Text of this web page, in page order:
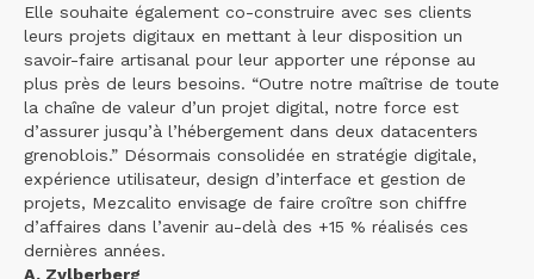
Elle souhaite également co-construire avec ses clients
leurs projets digitaux en mettant à leur disposition un
savoir-faire artisanal pour leur apporter une réponse au
plus près de leurs besoins. “Outre notre maîtrise de toute
la chaîne de valeur d’un projet digital, notre force est
d’assurer jusqu’à l’hébergement dans deux datacenters
grenoblois.” Désormais consolidée en stratégie digitale,
expérience utilisateur, design d’interface et gestion de
projets, Mezcalito envisage de faire croître son chiffre
d’affaires dans l’avenir au-delà des +15 % réalisés ces
dernières années.
A. Zylberberg